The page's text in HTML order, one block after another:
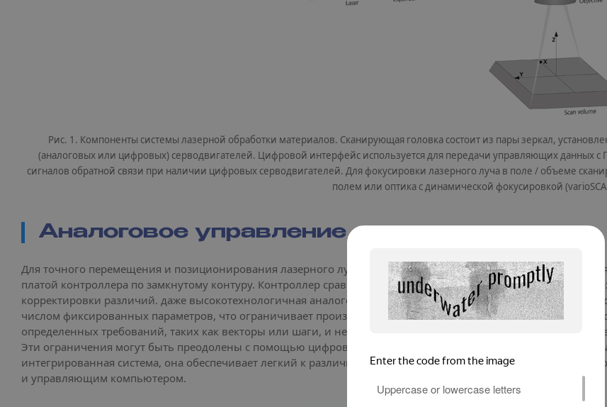
Рис. 1. Компоненты системы лазерной обработки материалов. Сканирующая головка состоит из пары зеркал,
(аналоговых или цифровых) серводвигателей. Цифровой интерфейс используется для передачи управляющих данных с
сигналов обратной связи при наличии цифровых серводвигателей. Для фокусировки лазерного луча в поле / объеме
полем или оптика с динамической фокусировкой
Аналоговое управление
Для точного перемещения и позиционирования лазерного луча на обрабатываемой детали датчик
платой контроллера по замкнутому контуру. Контроллер сравнивает фактическое положение с заданным
корректировки различий. даже высокотехнологичная аналоговая сервоэлектроника имеет ограничения,
числом фиксированных параметров, что ограничивает производительность системы и ее универсальность,
определенных требований, таких как векторы или шаги, и не может быть скорректирована с учетом
Эти ограничения могут быть преодолены с помощью цифровых сервоконтроллеров, которые используют
интегрированная система, она обеспечивает легкий к различным параметрам и открывает широкие
и управляющим компьютером.